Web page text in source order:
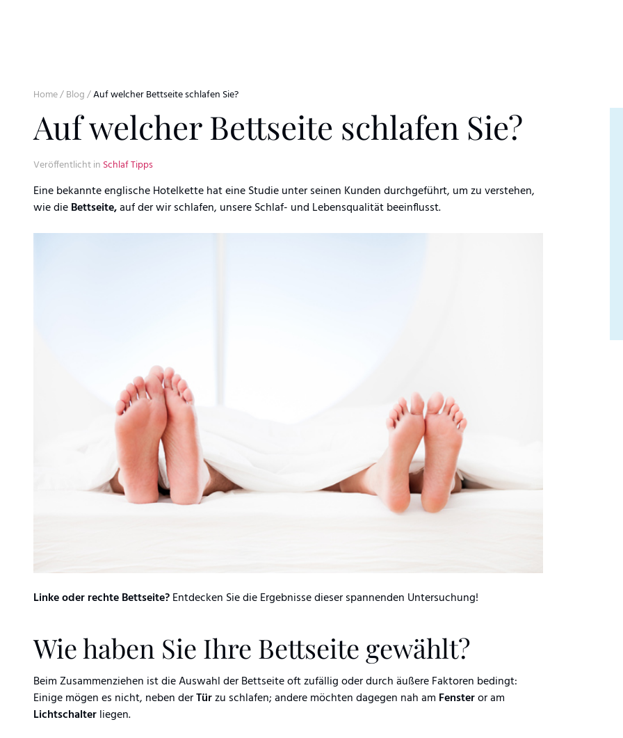
Home/Blog/Auf welcher Bettseite schlafen Sie?
Auf welcher Bettseite schlafen Sie?
Veröffentlicht in Schlaf Tipps
Eine bekannte englische Hotelkette hat eine Studie unter seinen Kunden durchgeführt, um zu verstehen,
wie dieBettseite,auf der wir schlafen, unsere Schlaf- und Lebensqualität beeinflusst.
Linke oder rechte Bettseite?Entdecken Sie die Ergebnisse dieser spannenden Untersuchung!
Wie haben Sie Ihre Bettseite gewählt?
Beim Zusammenziehen ist die Auswahl der Bettseite oft zufällig oder durch äußere Faktoren bedingt:
Einige mögen es nicht, neben derTürzu schlafen; andere möchten dagegen nah am Fensteror am
Lichtschalterliegen.